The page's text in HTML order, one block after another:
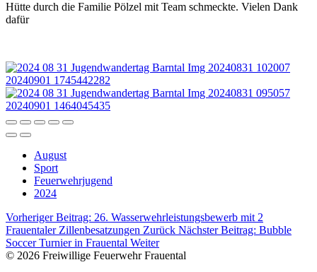
Hütte durch die Familie Pölzel mit Team schmeckte. Vielen Dank
dafür
August
Sport
Feuerwehrjugend
2024
Vorheriger Beitrag: 26.⁠ ⁠Wasserwehrleistungsbewerb mit 2
Frauentaler Zillenbesatzungen Zurück Nächster Beitrag: Bubble
Soccer Turnier in Frauental Weiter
© 2026 Freiwillige Feuerwehr Frauental